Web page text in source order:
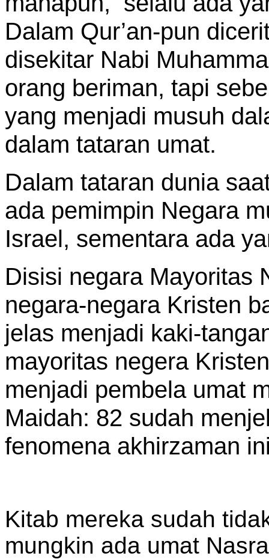
Dalam Qur’an-pun
disekitar Nabi
orang beriman, tapi
yang menjadi musuh
dalam tataran umat.
Dalam tataran dunia
ada pemimpin Negara
Israel, sementara ada
Disisi negara Mayoritas
negara-negara Kristen
jelas menjadi kaki-
mayoritas negera
menjadi pembela umat
Maidah: 82 sudah
fenomena akhirzaman
Kitab mereka sudah
mungkin ada umat